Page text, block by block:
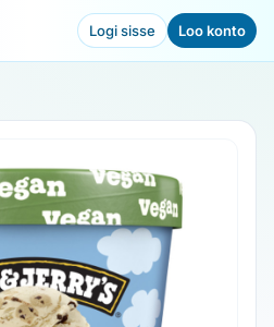
Logi sisse Loo konto